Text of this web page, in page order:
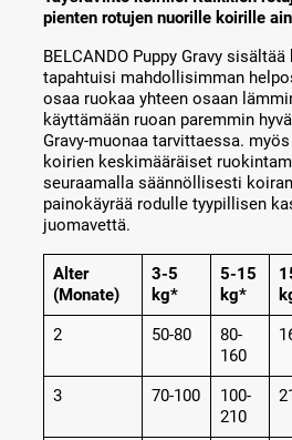
pienten rotujen nuorille koirille
BELCANDO Puppy Gravy
tapahtuisi mahdollisimman
osaa ruokaa yhteen osaan
käyttämään ruoan paremmin
Gravy-muonaa tarvittaessa.
koirien keskimääräiset
seuraamalla säännöllisesti
painokäyrää rodulle tyypillisen
juomavettä.
Alter
(Monate)
3-5
kg*
5-15
kg*
2
50-80
80-
160
3 70-100
100-
210